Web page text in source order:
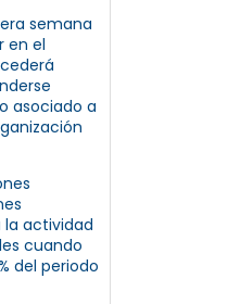
semana
en el
asociado a
la actividad
cuando
del periodo